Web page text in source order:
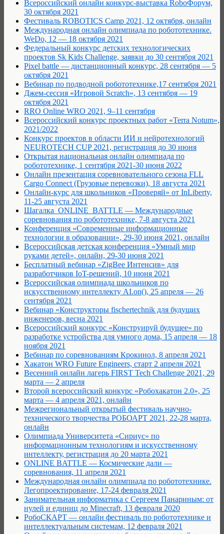
Всероссийский онлайн конкурс-выставка RoboФорум,
30 октября 2021
Фестиваль ROBOTICS Camp 2021, 12 октября, онлайн
Международная онлайн олимпиада по робототехнике.
WeDo, 12 — 18 октября 2021
Федеральный конкурс детских технологических
проектов Sk Kids Challenge, заявки до 30 сентября 2021
Pixel battle — дистанционный конкурс, 28 сентября — 5
октября 2021
Вебинар по подводной робототехнике,17 сентября 2021
Джем-сессия «Игровой Scratch», 13 сентября — 19
октября 2021
RRO Online WRO 2021, 9–11 сентября
Всероссийский конкурс проектных работ «Terra Notum»,
2021/2022
Конкурс проектов в области ИИ и нейротехнологий
NEUROTECH CUP 2021, регистрация до 30 июня
Открытая национальная онлайн олимпиада по
робототехнике, 1 сентября 2021-30 июня 2022
Онлайн презентация соревновательного сезона FLL
Cargo Connect (Грузовые перевозки), 18 августа 2021
Онлайн-курс для школьников «Проверяй» от InLiberty,
11-25 августа 2021
Шагалка_ONLINE_BATTLE — Международные
соревнования по робототехнике, 7-8 августа 2021
Конференция «Современные информационные
технологии в образовании», 29-30 июня 2021, онлайн
Всероссийская детская конференция «Умный мир
руками детей», онлайн, 29-30 июня 2021
Бесплатный вебинар «ZigBee Интенсив» для
разработчиков IoT-решений, 10 июня 2021
Всероссийская олимпиада школьников по
искусственному интеллекту AI.on(), 25 апреля — 26
сентября 2021
Вебинар «Конструкторы fischertechnik для будущих
инженеров, весна 2021
Всероссийский конкурс «Конструируй будущее» по
разработке устройства для умного дома, 15 апреля — 18
ноября 2021
Вебинар по соревнованиям Крокинол, 8 апреля 2021
Хакатон WRO Future Engineers, старт 2 апреля 2021
Весенний онлайн лагерь FIRST Tech Challenge 2021, 29
марта — 2 апреля
Второй всероссийский конкурс «Робохакатон 2.0», 25
марта — 4 апреля 2021, онлайн
Межрегиональный открытый фестиваль научно-
технического творчества РОБОАРТ 2021, 22-28 марта,
онлайн
Олимпиада Университета «Сириус» по
информационным технологиям и искусственному
интеллекту, регистрация до 20 марта 2021
ONLINE BATTLE — Космические дали —
соревнования, 11 апреля 2021
Международная онлайн олимпиада по робототехнике.
Легопроектирование, 17-24 февраля 2021
Занимательная информатика с Сергеем Панариным: от
нулей и единиц до Minecraft, 13 февраля 2020
РобоCКАРТ — онлайн фестиваль по робототехнике и
интеллектуальным системам, 12 февраля 2021